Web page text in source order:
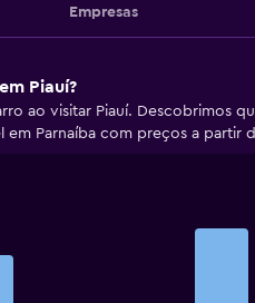
Empresas
Piauí?
ao visitar Piauí. Descobrimos
em Parnaíba com preços a partir